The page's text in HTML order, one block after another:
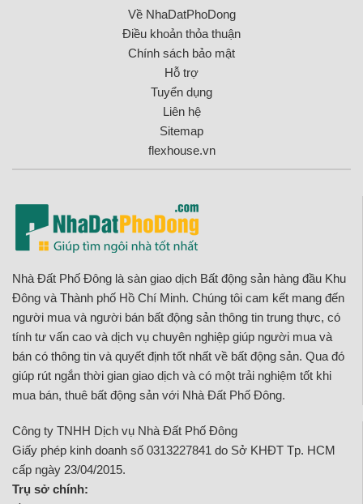
Về NhaDatPhoDong
Điều khoản thỏa thuận
Chính sách bảo mật
Hỗ trợ
Tuyển dụng
Liên hệ
Sitemap
flexhouse.vn
Nhà Đất Phố Đông là sàn giao dịch Bất động sản hàng đầu Khu
Đông và Thành phố Hồ Chí Minh. Chúng tôi cam kết mang đến
người mua và người bán bất động sản thông tin trung thực, có
tính tư vấn cao và dịch vụ chuyên nghiệp giúp người mua và
bán có thông tin và quyết định tốt nhất về bất động sản. Qua đó
giúp rút ngắn thời gian giao dịch và có một trải nghiệm tốt khi
mua bán, thuê bất động sản với Nhà Đất Phố Đông.
Công ty TNHH Dịch vụ Nhà Đất Phố Đông
Giấy phép kinh doanh số 0313227841 do Sở KHĐT Tp. HCM
cấp ngày 23/04/2015.
Trụ sở chính: